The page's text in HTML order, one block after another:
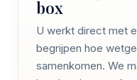
box
U werkt direct met
begrijpen hoe
samenkomen. We